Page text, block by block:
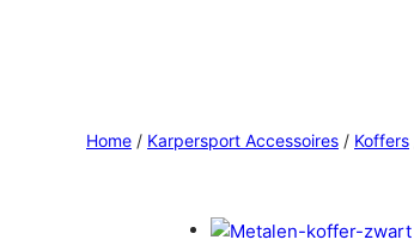
Home / Karpersport Accessoires / Koffers